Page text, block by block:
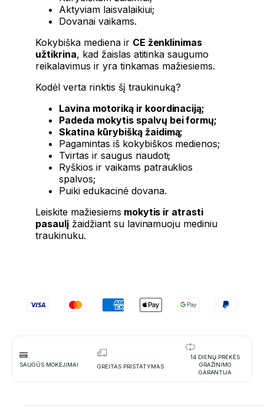
Aktyviam laisvalaikiui;
Dovanai vaikams.
Kokybiška mediena ir CE ženklinimas
užtikrina, kad žaislas atitinka saugumo
reikalavimus ir yra tinkamas mažiesiems.
Kodėl verta rinktis šį traukinuką?
Lavina motoriką ir koordinaciją;
Padeda mokytis spalvų bei formų;
Skatina kūrybišką žaidimą;
Pagamintas iš kokybiškos medienos;
Tvirtas ir saugus naudoti;
Ryškios ir vaikams patrauklios
spalvos;
Puiki edukacinė dovana.
Leiskite mažiesiems mokytis ir atrasti
pasaulįžaidžiant su lavinamuoju mediniu
traukinuku.
SAUGŪS MOKĖJIMAI GREITAS PRISTATYMAS
14 DIENŲ PREKĖS
GRAŽINIMO
GARANTIJA